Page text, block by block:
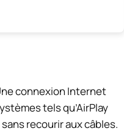
connexion Internet
tels qu’AirPlay
recourir aux câbles.